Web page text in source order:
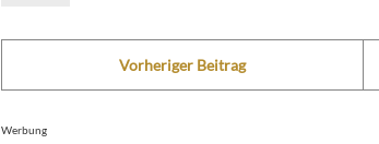
Vorheriger Beitrag
Werbung